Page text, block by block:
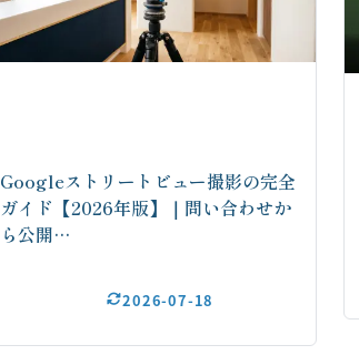
Googleストリートビュー撮影の完全
ガイド【2026年版】｜問い合わせか
ら公開…
2026-07-18